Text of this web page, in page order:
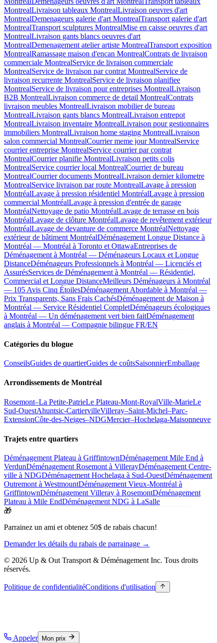
MontrealLivraison tableaux MontrealLivraison oeuvres d'art
MontrealDemenageurs galerie d'art MontrealTransport galerie d'art
MontrealTransport sculptures MontrealMise en caisse oeuvres d'art
MontrealLivraison gants blancs oeuvres d'art
MontrealDemenagement atelier artiste MontrealTransport exposition
MontrealRamassage maison d'encan MontrealContrats de livraison
commerciale MontrealService de livraison commerciale
MontrealService de livraison par contrat MontrealService de
livraison recurrente MontrealService de livraison planifiee
MontrealService de livraison pour entreprises MontrealLivraison
B2B MontrealLivraison commerce de detail MontrealContrats
livraison meubles MontrealLivraison mobilier de bureau
MontrealLivraison gants blancs MontrealLivraison entrepot
MontrealLivraison inventaire MontrealLivraison pour gestionnaires
immobiliers MontrealLivraison home staging MontrealLivraison
salon commercial MontrealCourrier meme jour MontrealService
courrier entreprise MontrealService courrier par contrat
MontrealCourrier planifie MontrealLivraison petits colis
MontrealService courrier local MontrealCourrier de bureau
MontrealCourrier documents MontrealLivraison dernier kilometre
MontrealService livraison par route MontrealLavage à pression
MontréalLavage à pression résidentiel MontréalLavage à pression
commercial MontréalLavage à pression d'entrée de garage
MontréalNettoyage de patio MontréalLavage de terrasse en bois
MontréalLavage de clôture MontréalLavage de revêtement extérieur
MontréalLavage de devanture de commerce MontréalNettoyage
extérieur de bâtiment MontréalDéménagement Longue Distance à
Montréal — Montréal à Toronto et OttawaEntreprises de
Déménagement à Montréal — Déménageurs Locaux et Longue
DistanceDéménageurs Professionnels à Montréal — Licenciés et
AssurésServices de Déménagement à Montréal — Résidentiel,
Commercial et Longue DistanceMeilleurs Déménageurs à Montréal
— 105 Avis Cinq ÉtoilesDéménagement Abordable à Montréal —
Prix Transparents, Sans Frais CachésDéménagement de Maison à
Montréal — Service Résidentiel CompletDéménageurs écologiques
à Montréal — Un déménagement vert bien faitDéménagement
anglais à Montréal — Compagnie bilingue FR/EN
Catégories du blogue
ConseilsGuides de quartierGuides de coûtsSaisonnierEmballage
Arrondissements de Montréal
Rosemont–La Petite-PatrieLe Plateau-Mont-RoyalVille-MarieLe
Sud-OuestAhuntsic-CartiervilleVilleray–Saint-Michel–Parc-
ExtensionCôte-des-Neiges–NDGMercier–Hochelaga-Maisonneuve
Trajets entre quartiers
Déménagement Plateau à GriffintownDéménagement Mile End à
VerdunDéménagement Rosemont à VillerayDéménagement Centre-
ville à NDGDéménagement Hochelaga à Sud-OuestDéménagement
Outremont à WestmountDéménagement Vieux-Montréal à
GriffintownDéménagement Villeray à RosemontDéménagement
Plateau à Mile EndDéménagement NDG à LaSalle
🎁
Parrainez un ami et obtenez 50$ de rabais chacun!
Demander les détails du rabais de parrainage →
© 2026 Up & Out Transport & Déménagement Inc. Tous droits
réservés.
Politique de confidentialitéConditions d'utilisation
Appeler Mon prix